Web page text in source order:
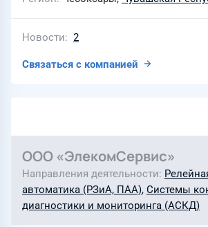
Новости 2
Связаться с компанией
ООО «ЭлекомСервис»
Направления деятельности
автоматика (РЗиА, ПАА), Системы
диагностики и мониторинга (АСКД)